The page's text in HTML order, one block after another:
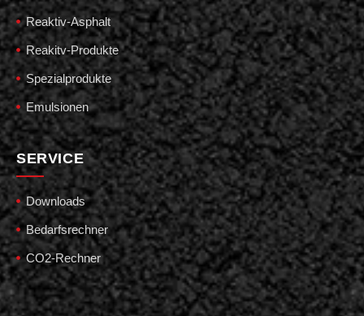
Reaktiv-Asphalt
Reakitv-Produkte
Spezialprodukte
Emulsionen
SERVICE
Downloads
Bedarfsrechner
CO2-Rechner